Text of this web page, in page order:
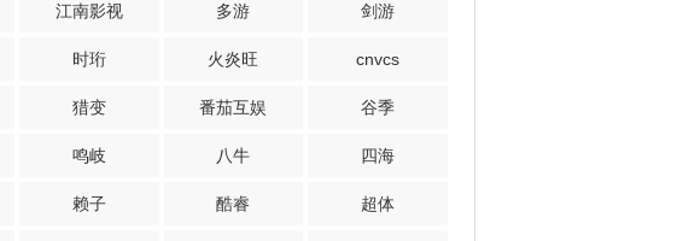
江南影视 多游 剑游
时珩 火炎旺 cnvcs
猎变 番茄互娱 谷季
鸣岐 八牛 四海
赖子 酷睿 超体